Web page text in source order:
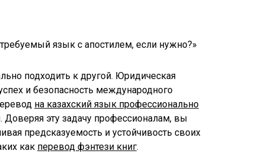
язык с апостилем, если нужно?»
подходить к другой. Юридическая
и безопасность международного
на казахский язык профессионально
эту задачу профессионалам, вы
предсказуемость и устойчивость своих
как перевод фэнтези книг.